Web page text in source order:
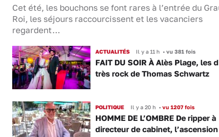
Cet été, les bouchons se font rares à l’entrée du
Roi, les séjours raccourcissent et les vacanciers
regardent…
ACTUALITÉS Il y a 11 h •vu 381 fois
FAIT DU SOIR À Alès Plage, les
très rock de Thomas Schwartz
POLITIQUE Il y a 20 h •vu 1207 fois
HOMME DE L’OMBRE De ripper à
directeur de cabinet,